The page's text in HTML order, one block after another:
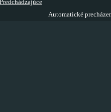
Automatické